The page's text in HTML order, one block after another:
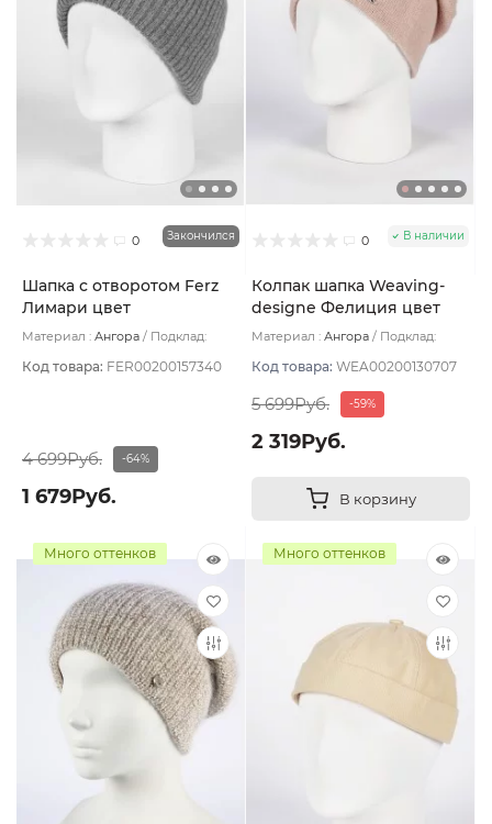
0 Закончился
Шапка с отворотом Ferz
Лимари цвет
Коричневый светлый
Материал : Ангора
Подклад:
Код товара: FER00200157340
4 699Руб. -64%
1 679Руб.
0 В наличии
Колпак шапка Weaving-
designe Фелиция цвет
Миндальный
Материал : Ангора
Подклад:
Код товара: WEA00200130707
5 699Руб. -59%
2 319Руб.
В корзину
Много оттенков Много оттенков